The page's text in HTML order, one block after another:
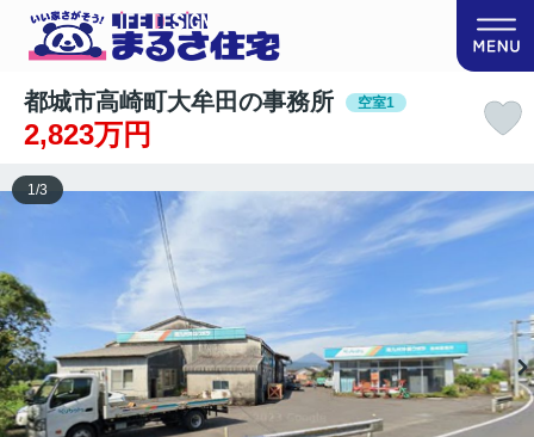
都城市高崎町大牟田の事務所 空室1
2,823万円
1/3